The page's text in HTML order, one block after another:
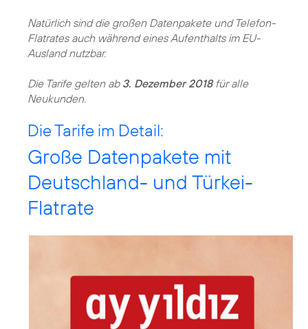
Natürlich sind die großen Datenpakete und Telefon-
Flatrates auch während eines Aufenthalts im EU-
Ausland nutzbar.
Die Tarife gelten ab 3. Dezember 2018für alle
Die Tarife im Detail:
Große Datenpakete mit
Deutschland- und Türkei-
Flatrate